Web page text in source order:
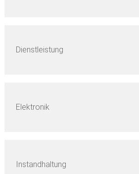
Dienstleistung
Elektronik
Instandhaltung